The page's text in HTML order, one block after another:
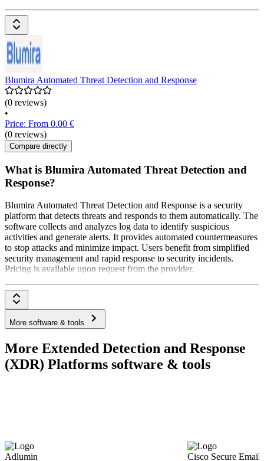
Blumira Automated Threat Detection and Response
(0 reviews)
•
Price: From 0.00 €
(0 reviews)
Compare directly
What is Blumira Automated Threat Detection and
Response?
Blumira Automated Threat Detection and Response is a security
platform that detects threats and responds to them automatically. The
software collects and analyzes log data to identify suspicious
activities and generate alerts. It provides automated countermeasures
to stop attacks and minimize impact. Users benefit from simplified
security management and rapid response to security incidents.
Pricing is available upon request from the provider.
More software & tools
More Extended Detection and Response
(XDR) Platforms software & tools
Adlumin Cisco Secure Email